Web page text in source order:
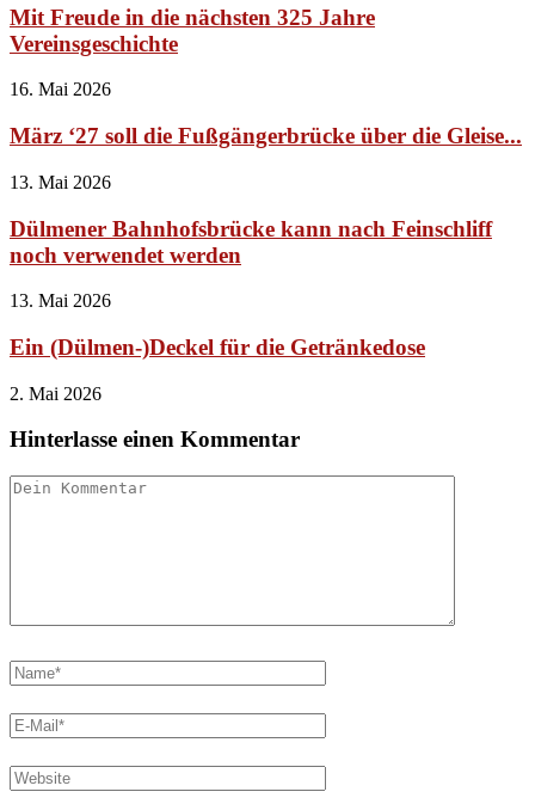
Mit Freude in die nächsten 325 Jahre
Vereinsgeschichte
16. Mai 2026
März ‘27 soll die Fußgängerbrücke über die Gleise...
13. Mai 2026
Dülmener Bahnhofsbrücke kann nach Feinschliff
noch verwendet werden
13. Mai 2026
Ein (Dülmen-)Deckel für die Getränkedose
2. Mai 2026
Hinterlasse einen Kommentar